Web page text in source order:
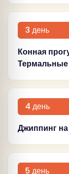
3 день
Конная
Термальные
(Вторник)
4 день
Джиппинг
(Среда)
5 день